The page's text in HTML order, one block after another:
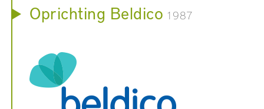
Oprichting Beldico 1987